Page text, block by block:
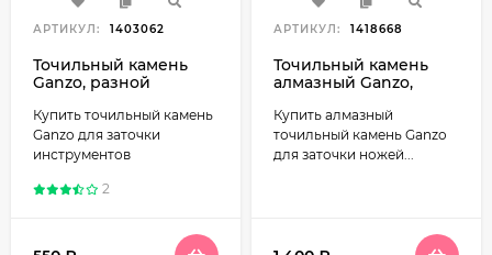
АРТИКУЛ: 1403062
Точильный камень
Ganzo, разной
Купить точильный камень
Ganzo для заточки
инструментов
2
АРТИКУЛ: 1418668
Точильный камень
алмазный Ganzo,
Купить алмазный
точильный камень Ganzo
для заточки ножей...